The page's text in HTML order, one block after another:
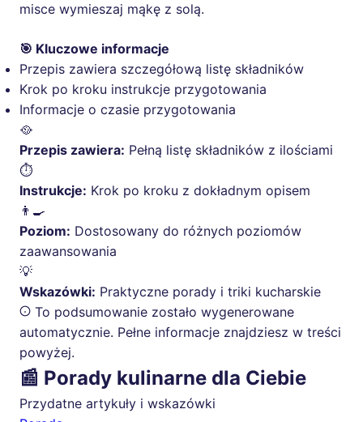
misce wymieszaj mąkę z solą.
🎯 Kluczowe informacje
Przepis zawiera szczegółową listę składników
Krok po kroku instrukcje przygotowania
Informacje o czasie przygotowania
🥘
Przepis zawiera: Pełną listę składników z ilościami
⏱️
Instrukcje: Krok po kroku z dokładnym opisem
👨‍🍳
Poziom: Dostosowany do różnych poziomów
zaawansowania
💡
Wskazówki: Praktyczne porady i triki kucharskie
To podsumowanie zostało wygenerowane
automatycznie. Pełne informacje znajdziesz w treści
powyżej.
📰 Porady kulinarne dla Ciebie
Przydatne artykuły i wskazówki